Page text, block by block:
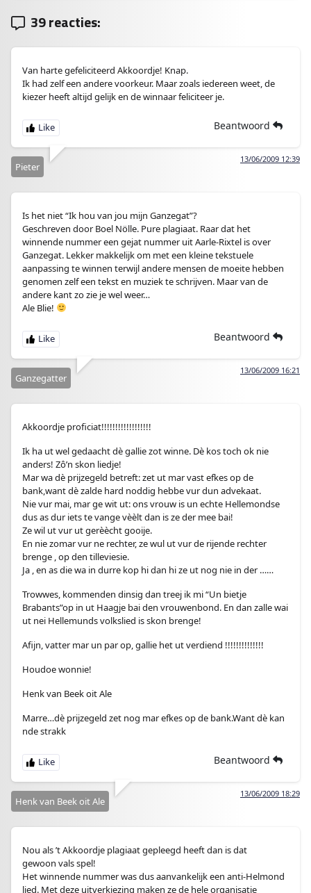
39 reacties:
Van harte gefeliciteerd Akkoordje! Knap.
Ik had zelf een andere voorkeur. Maar zoals iedereen weet, de
kiezer heeft altijd gelijk en de winnaar feliciteer je.
Beantwoord
13/06/2009 12:39
Pieter
Is het niet “Ik hou van jou mijn Ganzegat”?
Geschreven door Boel Nölle. Pure plagiaat. Raar dat het
winnende nummer een gejat nummer uit Aarle-Rixtel is over
Ganzegat. Lekker makkelijk om met een kleine tekstuele
aanpassing te winnen terwijl andere mensen de moeite hebben
genomen zelf een tekst en muziek te schrijven. Maar van de
andere kant zo zie je wel weer…
Ale Blie!
Beantwoord
13/06/2009 16:21
Ganzegatter
Akkoordje proficiat!!!!!!!!!!!!!!!!!!
Ik ha ut wel gedaacht dè gallie zot winne. Dè kos toch ok nie
anders! Zô’n skon liedje!
Mar wa dè prijzegeld betreft: zet ut mar vast efkes op de
bank,want dè zalde hard noddig hebbe vur dun advekaat.
Nie vur mai, mar ge wit ut: ons vrouw is un echte Hellemondse
dus as dur iets te vange vèèlt dan is ze der mee bai!
Ze wil ut vur ut gerèècht gooije.
En nie zomar vur ne rechter, ze wul ut vur de rijende rechter
brenge , op den tilleviesie.
Ja , en as die wa in durre kop hi dan hi ze ut nog nie in der ……
Trowwes, kommenden dinsig dan treej ik mi “Un bietje
Brabants”op in ut Haagje bai den vrouwenbond. En dan zalle wai
ut nei Hellemunds volkslied is skon brenge!
Afijn, vatter mar un par op, gallie het ut verdiend !!!!!!!!!!!!!!
Houdoe wonnie!
Henk van Beek oit Ale
Marre…dè prijzegeld zet nog mar efkes op de bank.Want dè kan
nde strakk
Beantwoord
13/06/2009 18:29
Henk van Beek oit Ale
Nou als ’t Akkoordje plagiaat gepleegd heeft dan is dat
gewoon vals spel!
Het winnende nummer was dus aanvankelijk een anti-Helmond
lied. Met deze uitverkiezing maken ze de hele organisatie